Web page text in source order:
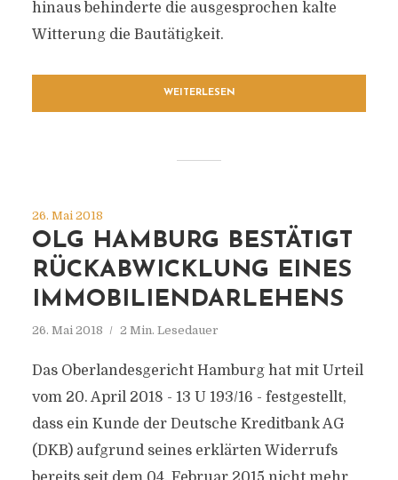
hinaus behinderte die ausgesprochen kalte
Witterung die Bautätigkeit.
WEITERLESEN
26. Mai 2018
OLG HAMBURG BESTÄTIGT
RÜCKABWICKLUNG EINES
IMMOBILIENDARLEHENS
26. Mai 2018 2 Min. Lesedauer
Das Oberlandesgericht Hamburg hat mit Urteil
vom 20. April 2018 - 13 U 193/16 - festgestellt,
dass ein Kunde der Deutsche Kreditbank AG
(DKB) aufgrund seines erklärten Widerrufs